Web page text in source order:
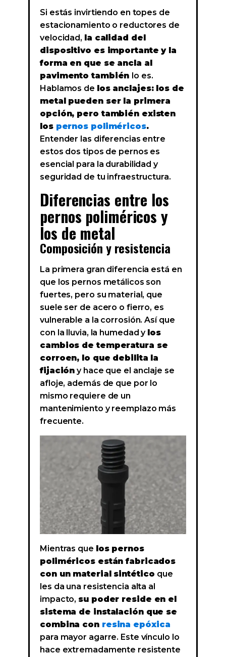
Si estás invirtiendo en topes de
estacionamiento o reductores de
velocidad, la calidad del
dispositivo es importante y la
forma en que se ancla al
pavimento también lo es.
Hablamos de los anclajes: los de
metal pueden ser la primera
opción, pero también existen
los pernos poliméricos.
Entender las diferencias entre
estos dos tipos de pernos es
esencial para la durabilidad y
seguridad de tu infraestructura.
Diferencias entre los
pernos poliméricos y
los de metal
Composición y resistencia
La primera gran diferencia está en
que los pernos metálicos son
fuertes, pero su material, que
suele ser de acero o fierro, es
vulnerable a la corrosión. Así que
con la lluvia, la humedad y los
cambios de temperatura se
corroen, lo que debilita la
fijación y hace que el anclaje se
afloje, además de que por lo
mismo requiere de un
mantenimiento y reemplazo más
frecuente.
Mientras que los pernos
poliméricos están fabricados
con un material sintético que
les da una resistencia alta al
impacto, su poder reside en el
sistema de instalación que se
combina con resina epóxica
para mayor agarre. Este vínculo lo
hace extremadamente resistente